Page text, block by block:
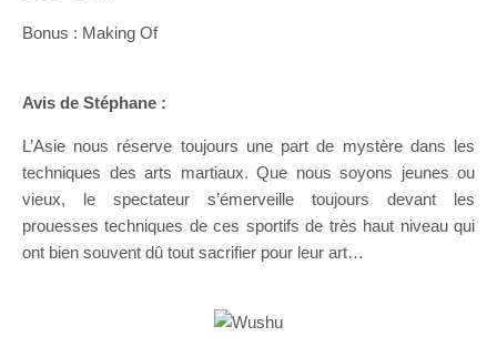
Bonus : Making Of
Avis de Stéphane :
L’Asie nous réserve toujours une part de mystère dans les
techniques des arts martiaux. Que nous soyons jeunes ou
vieux, le spectateur s’émerveille toujours devant les
prouesses techniques de ces sportifs de très haut niveau qui
ont bien souvent dû tout sacrifier pour leur art…